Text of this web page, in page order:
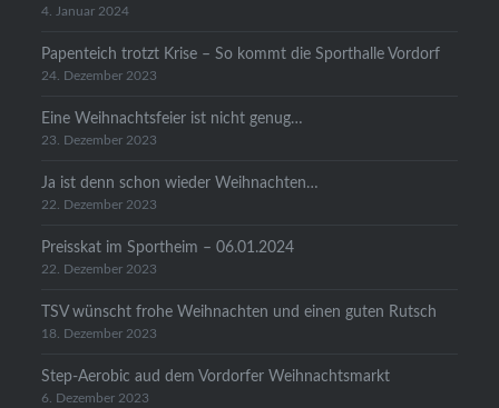
4. Januar 2024
Papenteich trotzt Krise – So kommt die Sporthalle Vordorf
24. Dezember 2023
Eine Weihnachtsfeier ist nicht genug…
23. Dezember 2023
Ja ist denn schon wieder Weihnachten…
22. Dezember 2023
Preisskat im Sportheim – 06.01.2024
22. Dezember 2023
TSV wünscht frohe Weihnachten und einen guten Rutsch
18. Dezember 2023
Step-Aerobic aud dem Vordorfer Weihnachtsmarkt
6. Dezember 2023